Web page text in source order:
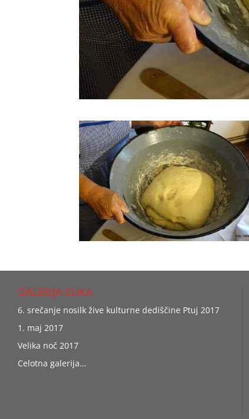
GALERIJA SLIKA
6. srečanje nosilk žive kulturne dediščine Ptuj 2017
1. maj 2017
Velika noč 2017
Celotna galerija…